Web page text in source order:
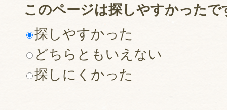
このページは探しやすかったで
探しやすかった
どちらともいえない
探しにくかった